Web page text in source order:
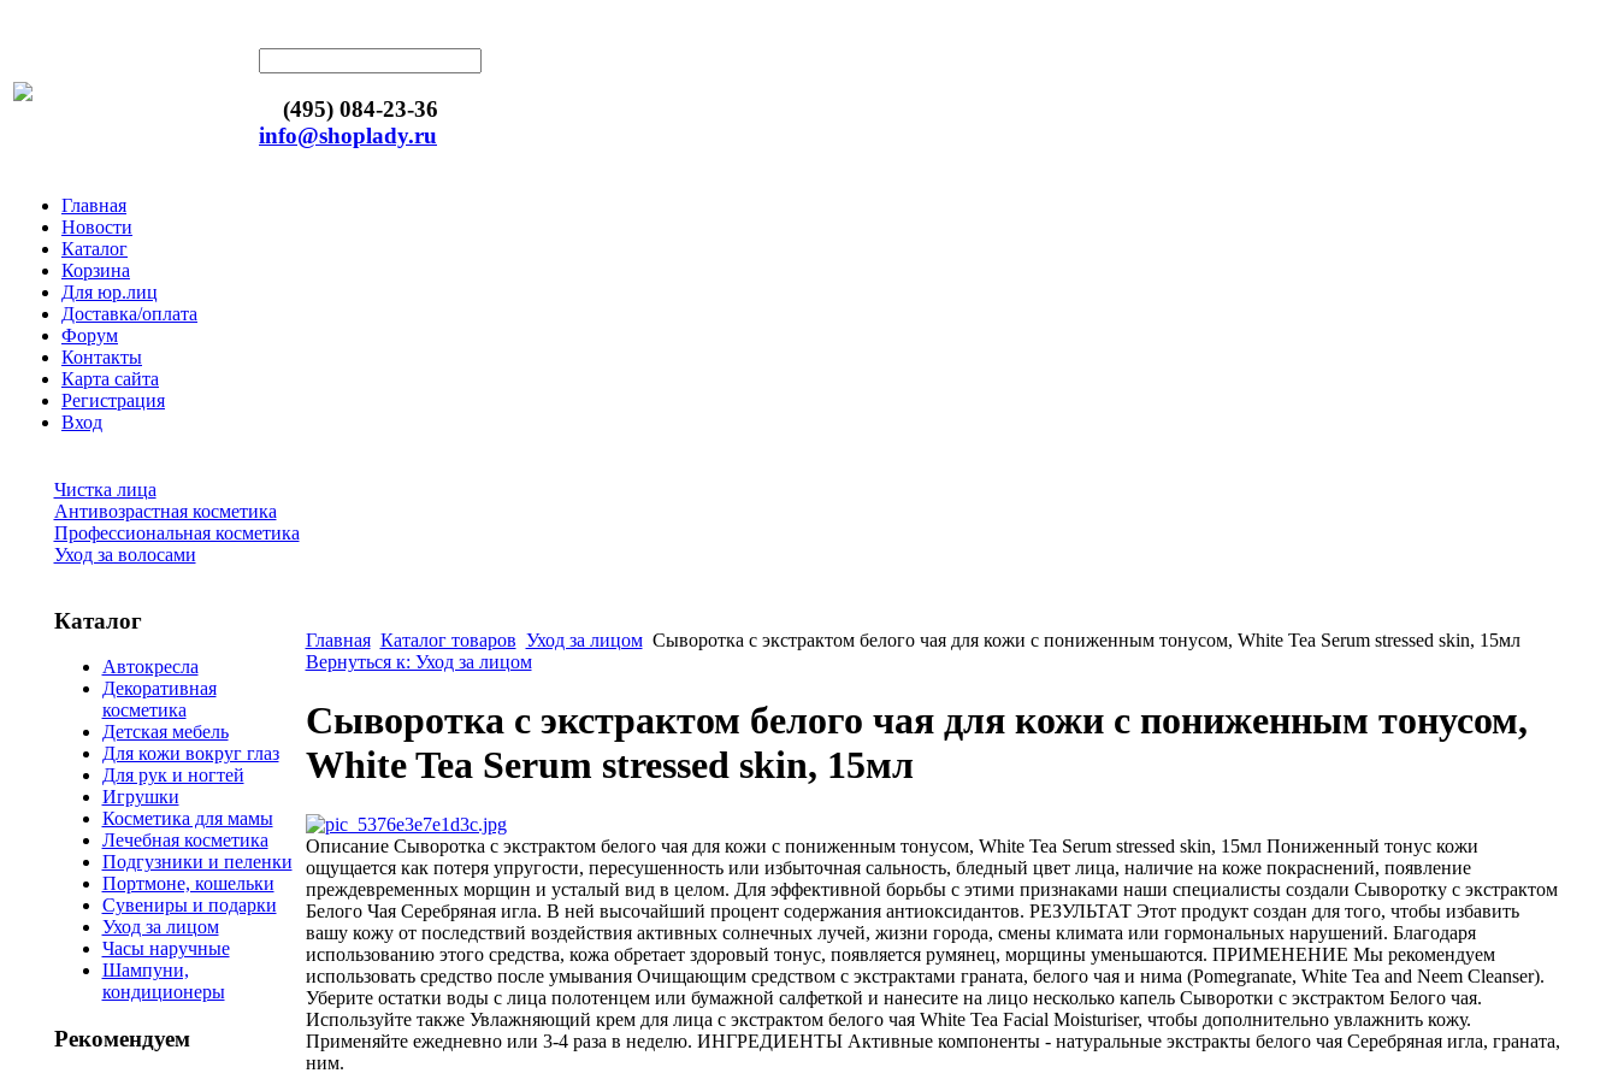
(495) 084-23-36
info@shoplady.ru
Главная
Новости
Каталог
Корзина
Для юр.лиц
Доставка/оплата
Форум
Контакты
Карта сайта
Регистрация
Вход
Чистка лица
Антивозрастная косметика
Профессиональная косметика
Уход за волосами
Каталог
Автокресла
Декоративная
косметика
Детская мебель
Для кожи вокруг глаз
Для рук и ногтей
Игрушки
Косметика для мамы
Лечебная косметика
Подгузники и пеленки
Портмоне, кошельки
Сувениры и подарки
Уход за лицом
Часы наручные
Шампуни,
кондиционеры
Рекомендуем
Главная Каталог товаров Уход за лицом Сыворотка с экстрактом белого чая для кожи с пониженным тонусом, White Tea Serum stressed skin, 15мл
Вернуться к: Уход за лицом
Сыворотка с экстрактом белого чая для кожи с пониженным тонусом,
White Tea Serum stressed skin, 15мл
ОписаниеСыворотка с экстрактом белого чая для кожи с пониженным тонусом, White Tea Serum stressed skin, 15мл Пониженный тонус кожи
ощущается как потеря упругости, пересушенность или избыточная сальность, бледный цвет лица, наличие на коже покраснений, появление
преждевременных морщин и усталый вид в целом. Для эффективной борьбы с этими признаками наши специалисты создали Сыворотку с экстрактом
Белого Чая Серебряная игла. В ней высочайший процент содержания антиоксидантов. РЕЗУЛЬТАТ Этот продукт создан для того, чтобы избавить
вашу кожу от последствий воздействия активных солнечных лучей, жизни города, смены климата или гормональных нарушений. Благодаря
использованию этого средства, кожа обретает здоровый тонус, появляется румянец, морщины уменьшаются. ПРИМЕНЕНИЕ Мы рекомендуем
использовать средство после умывания Очищающим средством с экстрактами граната, белого чая и нима (Pomegranate, White Tea and Neem Cleanser).
Уберите остатки воды с лица полотенцем или бумажной салфеткой и нанесите на лицо несколько капель Сыворотки с экстрактом Белого чая.
Используйте также Увлажняющий крем для лица с экстрактом белого чая White Tea Facial Moisturiser, чтобы дополнительно увлажнить кожу.
Применяйте ежедневно или 3-4 раза в неделю. ИНГРЕДИЕНТЫ Активные компоненты - натуральные экстракты белого чая Серебряная игла, граната,
ним.